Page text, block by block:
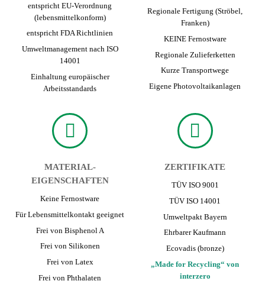
entspricht EU-Verordnung
(lebensmittelkonform)
entspricht FDA Richtlinien
Umweltmanagement nach ISO
14001
Einhaltung europäischer
Arbeitsstandards
Regionale Fertigung (Ströbel,
Franken)
KEINE Fernost­ware
Regionale Zuliefer­ketten
Kurze Transport­wege
Eigene Photovoltaikanlagen
MATERIAL­
EIGENSCHAFTEN
Keine Fernostware
Für Lebensmittelkontakt geeignet
Frei von Bisphenol A
Frei von Silikonen
Frei von Latex
Frei von Phthalaten
ZERTIFIKATE
TÜV ISO 9001
TÜV ISO 14001
Umwelt­pakt Bayern
Ehrbarer Kaufmann
Ecovadis (bronze)
„Made for Recycling“ von
interzero